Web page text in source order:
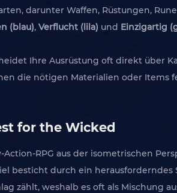
darunter Waffen, Rüstungen,
(blau), Verflucht (lila) und Einzigartig
Ihre Ausrüstung oft direkt über
die nötigen Materialien oder Items
for the Wicked
Action-RPG aus der isometrischen
besticht durch ein
zählt, weshalb es oft als Mischung